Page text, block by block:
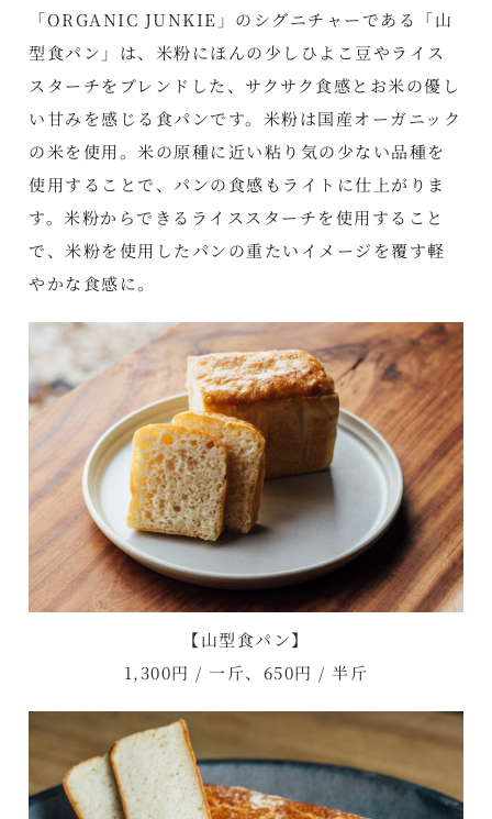
「ORGANIC JUNKIE」のシグニチャーである「山
型食パン」は、米粉にほんの少しひよこ豆やライス
スターチをブレンドした、サクサク食感とお米の優し
い甘みを感じる食パンです。米粉は国産オーガニック
の米を使用。米の原種に近い粘り気の少ない品種を
使用することで、パンの食感もライトに仕上がりま
す。米粉からできるライススターチを使用すること
で、米粉を使用したパンの重たいイメージを覆す軽
やかな食感に。
【山型食パン】
1,300円 / 一斤、650円 / 半斤